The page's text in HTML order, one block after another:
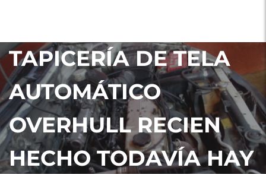
TAPICERÍA DE TELA
AUTOMÁTICO
OVERHULL RECIEN
HECHO TODAVÍA HAY